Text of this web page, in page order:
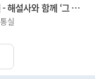
[‘오디’로 여행갈까] 32화. 경남 창원 - 해설사와 함께 ‘그 시절 근대문화’를 느껴보세요.
실